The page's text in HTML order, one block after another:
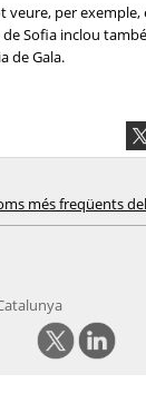
veure, per
Sofia inclou
de Gala.
més freqüents